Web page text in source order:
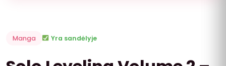
Manga Yra sandėlyje